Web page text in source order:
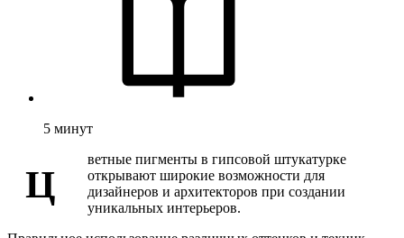
5 минут
Ц
ветные пигменты в гипсовой штукатурке
открывают широкие возможности для
дизайнеров и архитекторов при создании
уникальных интерьеров.